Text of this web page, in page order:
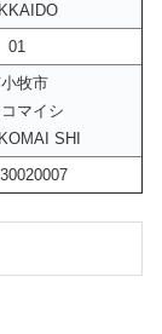
01
牧市
コマイシ
SHI